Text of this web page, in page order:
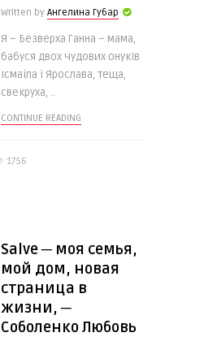
Written by Ангелина Губар
Я – Безверха Ганна – мама,
бабуся двох чудових онуків
Ісмаіла і Ярослава, теща,
свекруха, ..
CONTINUE READING
1756
Salve ─ моя семья,
мой дом, новая
страница в
жизни, ─
Соболенко Любовь